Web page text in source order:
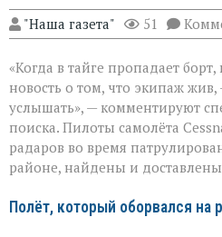
"Наша газета" 51
«Когда в тайге пропадает
новость о том, что экипаж
услышать», — комментируют
поиска. Пилоты самолёта
радаров во время
районе, найдены и
Полёт, который оборвался на